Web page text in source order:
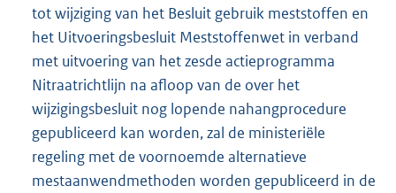
tot wijziging van het Besluit gebruik meststoffen en
het Uitvoeringsbesluit Meststoffenwet in verband
met uitvoering van het zesde actieprogramma
Nitraatrichtlijn na afloop van de over het
wijzigingsbesluit nog lopende nahangprocedure
gepubliceerd kan worden, zal de ministeriële
regeling met de voornoemde alternatieve
mestaanwendmethoden worden gepubliceerd in de